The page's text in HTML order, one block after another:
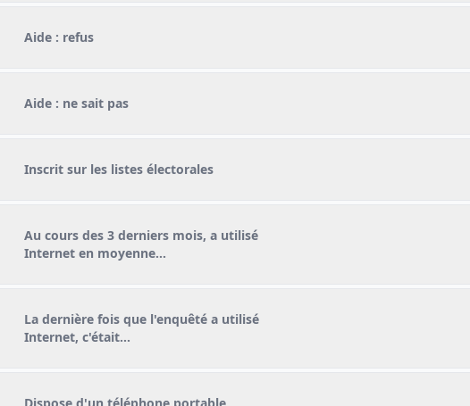
Aide : refus
Aide : ne sait pas
Inscrit sur les listes électorales
Au cours des 3 derniers mois, a utilisé
Internet en moyenne…
La dernière fois que l'enquêté a utilisé
Internet, c'était…